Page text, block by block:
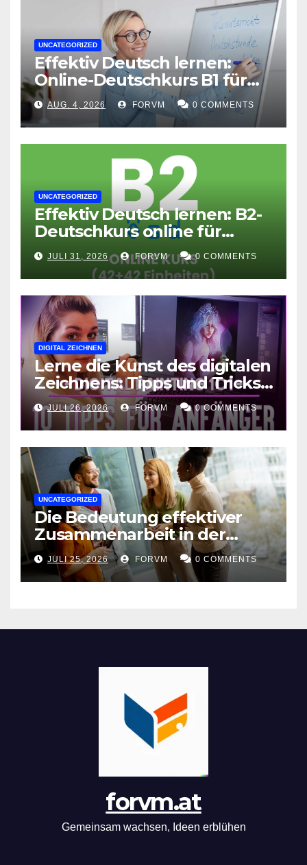
UNCATEGORIZED
Effektiv Deutsch lernen:
Online-Deutschkurs B1 für
flexible Lernerfolge
AUG. 4, 2026 FORVM 0 COMMENTS
UNCATEGORIZED
Effektiv Deutsch lernen: B2-
Deutschkurs online für
Fortgeschrittene
JULI 31, 2026 FORVM 0 COMMENTS
DIGITAL ZEICHNEN
Lerne die Kunst des digitalen
Zeichnens: Tipps und Tricks
für kreative Ausdruckskunst
JULI 26, 2026 FORVM 0 COMMENTS
UNCATEGORIZED
Die Bedeutung effektiver
Zusammenarbeit in der
Arbeitswelt
JULI 25, 2026 FORVM 0 COMMENTS
forvm.at
Gemeinsam wachsen, Ideen erblühen